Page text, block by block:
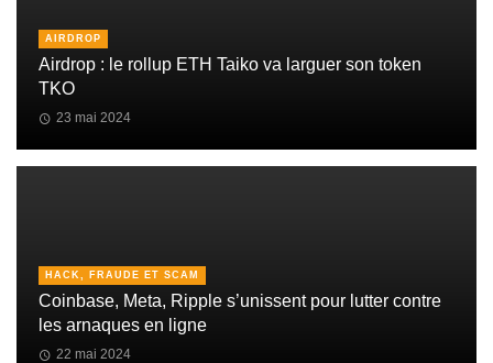
AIRDROP
Airdrop : le rollup ETH Taiko va larguer son token
TKO
23 mai 2024
HACK, FRAUDE ET SCAM
Coinbase, Meta, Ripple s’unissent pour lutter contre
les arnaques en ligne
22 mai 2024